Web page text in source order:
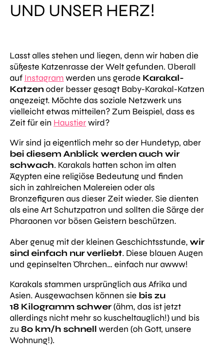
ND UNSER HERZ!
Lasst alles stehen und liegen, denn wir haben die
süßeste Katzenrasse der Welt gefunden. Überall
auf Instagram werden uns gerade Karakal-
Katzenoder besser gesagt Baby-Karakal-Katzen
angezeigt. Möchte das soziale Netzwerk uns
vielleicht etwas mitteilen? Zum Beispiel, dass es
Zeit für ein Haustierwird?
Wir sind ja eigentlich mehr so der Hundetyp, aber
bei diesem Anblick werden auch wir
schwach. Karakals hatten schon im alten
Ägypten eine religiöse Bedeutung und finden
sich in zahlreichen Malereien oder als
Bronzefiguren aus dieser Zeit wieder. Sie dienten
als eine Art Schutzpatron und sollten die Särge der
Pharaonen vor bösen Geistern beschützen.
Aber genug mit der kleinen Geschichtsstunde, wir
sind einfach nur verliebt. Diese blauen Augen
und gepinselten Öhrchen… einfach nur awww!
Karakals stammen ursprünglich aus Afrika und
Asien. Ausgewachsen können sie bis zu
18 Kilogramm schwer (ähm, das ist jetzt
allerdings nicht mehr so kuscheltauglich!) und bis
zu 80 km/h schnell werden (oh Gott, unsere
Wohnung!).